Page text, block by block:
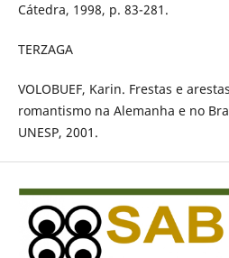
Cátedra, 1998, p. 83-281.
TERZAGA
VOLOBUEF, Karin. Frestas e
romantismo na Alemanha e no
UNESP, 2001.